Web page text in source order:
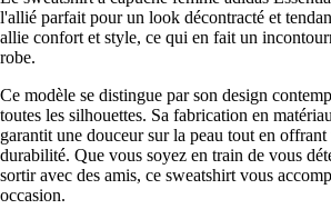
l'allié parfait pour un look décontracté et
allie confort et style, ce qui en fait un
robe.
Ce modèle se distingue par son design
toutes les silhouettes. Sa fabrication en
garantit une douceur sur la peau tout en
durabilité. Que vous soyez en train de vous
sortir avec des amis, ce sweatshirt vous
occasion.